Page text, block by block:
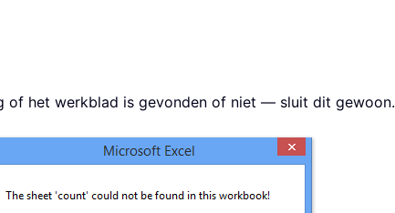
of het werkblad is gevonden of niet — sluit dit gewoon.